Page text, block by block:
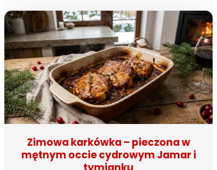
Zimowa karkówka – pieczona w
mętnym occie cydrowym Jamar i